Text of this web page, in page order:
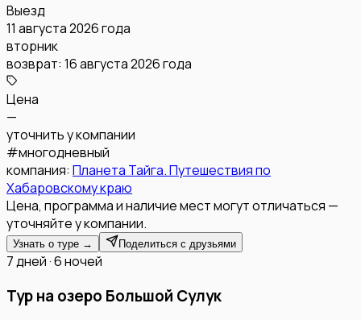
Выезд
11 августа 2026 года
вторник
возврат: 16 августа 2026 года
Цена
—
уточнить у компании
#многодневный
компания: Планета Тайга. Путешествия по
Хабаровскому краю
Цена, программа и наличие мест могут отличаться —
уточняйте у компании.
Узнать о туре → Поделиться с друзьями
7 дней · 6 ночей
Тур на озеро Большой Сулук